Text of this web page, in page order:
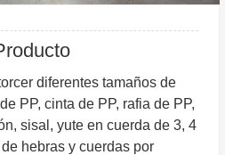
diferentes tamaños de
PP, cinta de PP, rafia de PP,
sisal, yute en cuerda de 3, 4
hebras y cuerdas por